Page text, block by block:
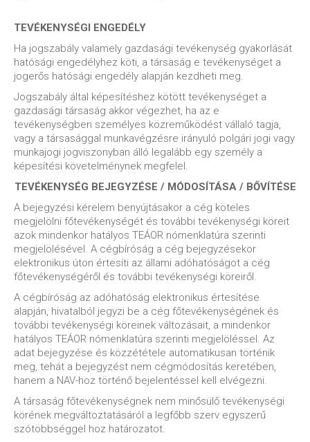
TEVÉKENYSÉGI ENGEDÉLY
Ha jogszabály valamely gazdasági tevékenység gyakorlását
hatósági engedélyhez köti, a társaság e tevékenységet a
jogerős hatósági engedély alapján kezdheti meg.
Jogszabály által képesítéshez kötött tevékenységet a
gazdasági társaság akkor végezhet, ha az e
tevékenységben személyes közreműködést vállaló tagja,
vagy a társasággal munkavégzésre irányuló polgári jogi vagy
munkajogi jogviszonyban álló legalább egy személy a
képesítési követelménynek megfelel.
TEVÉKENYSÉG BEJEGYZÉSE / MÓDOSÍTÁSA / BŐVÍTÉSE
A bejegyzési kérelem benyújtásakor a cég köteles
megjelölni főtevékenységét és további tevékenységi köreit
azok mindenkor hatályos TEÁOR nómenklatúra szerinti
megjelölésével. A cégbíróság a cég bejegyzésekor
elektronikus úton értesíti az állami adóhatóságot a cég
főtevékenységéről és további tevékenységi köreiről.
A cégbíróság az adóhatóság elektronikus értesítése
alapján, hivatalból jegyzi be a cég főtevékenységének és
további tevékenységi köreinek változásait, a mindenkor
hatályos TEÁOR nómenklatúra szerinti megjelöléssel. Az
adat bejegyzése és közzététele automatikusan történik
meg, tehát a bejegyzést nem cégmódosítás keretében,
hanem a NAV-hoz történő bejelentéssel kell elvégezni.
A társaság főtevékenységnek nem minősülő tevékenységi
körének megváltoztatásáról a legfőbb szerv egyszerű
szótöbbséggel hoz határozatot.